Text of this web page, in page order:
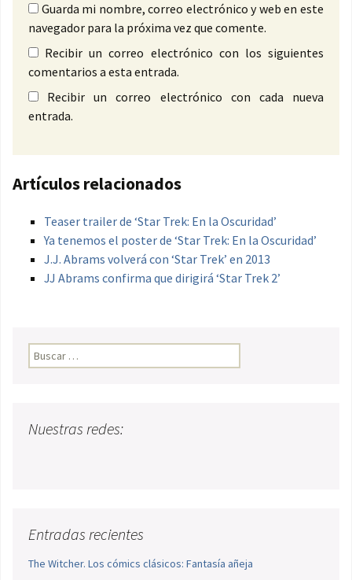
Guarda mi nombre, correo electrónico y web en este
navegador para la próxima vez que comente.
Recibir un correo electrónico con los siguientes
comentarios a esta entrada.
Recibir un correo electrónico con cada nueva
entrada.
Artículos relacionados
Teaser trailer de ‘Star Trek: En la Oscuridad’
Ya tenemos el poster de ‘Star Trek: En la Oscuridad’
J.J. Abrams volverá con ‘Star Trek’ en 2013
JJ Abrams confirma que dirigirá ‘Star Trek 2’
Buscar:
Nuestras redes:
Entradas recientes
The Witcher. Los cómics clásicos: Fantasía añeja